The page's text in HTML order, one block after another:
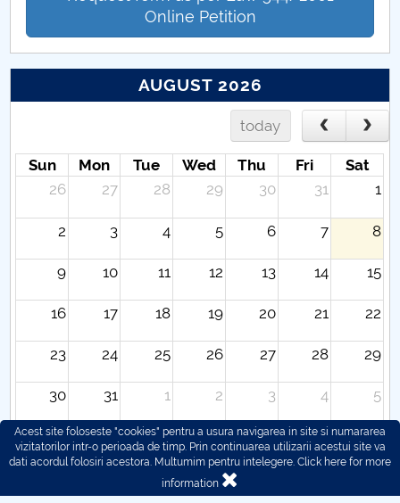
Online Petition
AUGUST 2026
today
Sun Mon Tue Wed Thu Fri
Sat
26
27 28 29 30 31 1
2 3 4 5 6 7 8
9 10 11 12 13 14 15
16 17 18 19 20 21 22
23 24 25 26 27 28 29
30 31 1 2 3 4 5
Acest site foloseste "cookies" pentru a usura navigarea in site si numararea
vizitatorilor intr-o perioada de timp. Prin continuarea utilizarii acestui site va
dati acordul folosiri acestora. Multumim pentru intelegere. Click here for more
information